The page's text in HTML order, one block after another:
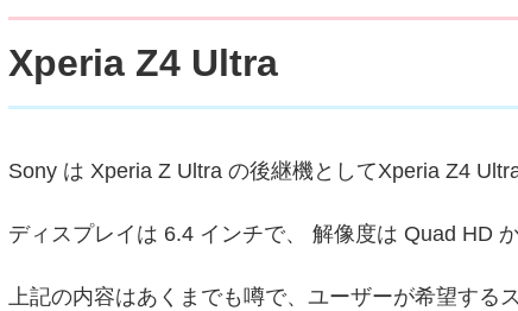
Xperia Z4 Ultra
Sony は Xperia Z Ultra の後継機としてXperia Z4
ディスプレイは 6.4 インチで、 解像度は Quad HD
上記の内容はあくまでも噂で、ユーザーが希望する